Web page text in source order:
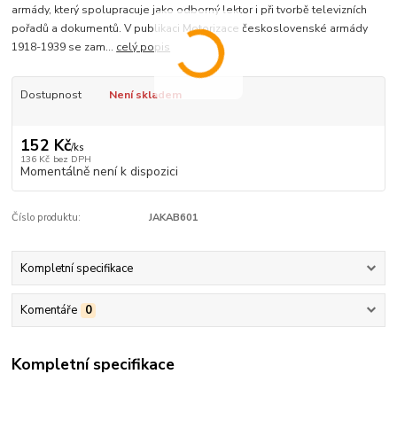
armády, který spolupracuje jako odborný lektor i při tvorbě televizních
pořadů a dokumentů. V publikaci Motorizace československé armády
1918-1939 se zam... celý popis
Dostupnost Není skladem
152 Kč/ks
136 Kč bez DPH
Momentálně není k dispozici
Číslo produktu: JAKAB601
Kompletní specifikace
Komentáře 0
Kompletní specifikace